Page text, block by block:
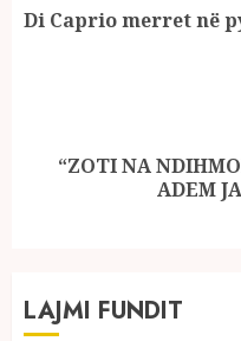
Di Caprio merret në
Next“ZOTI NA
ADEM
LAJMI FUNDIT